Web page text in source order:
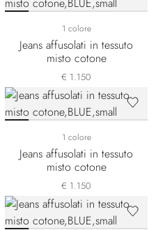
1 colore
Jeans affusolati in tessuto
misto cotone
€ 1.150
1 colore
Jeans affusolati in tessuto
misto cotone
€ 1.150